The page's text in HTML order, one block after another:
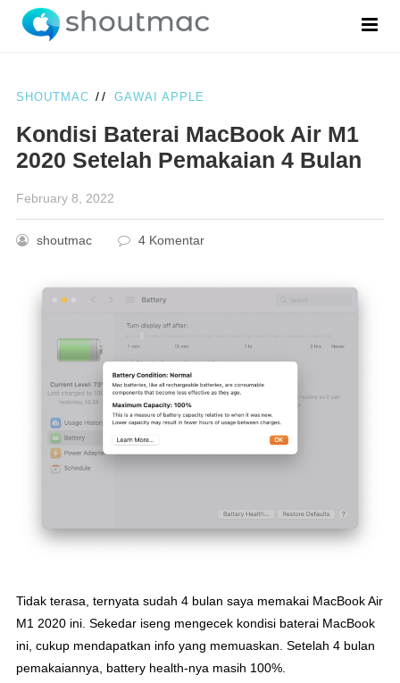
SHOUTMAC // GAWAI APPLE
Kondisi Baterai MacBook Air M1
2020 Setelah Pemakaian 4 Bulan
February 8, 2022
shoutmac 4 Komentar
Tidak terasa, ternyata sudah 4 bulan saya memakai MacBook Air
M1 2020 ini. Sekedar iseng mengecek kondisi baterai MacBook
ini, cukup mendapatkan info yang memuaskan. Setelah 4 bulan
pemakaiannya, battery health-nya masih 100%.